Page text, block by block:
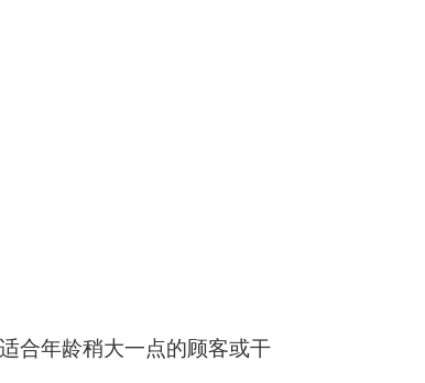
合年龄稍大一点的顾客或干